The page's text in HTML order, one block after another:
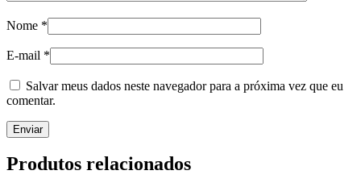
Nome *
E-mail *
Salvar meus dados neste navegador para a próxima vez que eu
comentar.
Produtos relacionados